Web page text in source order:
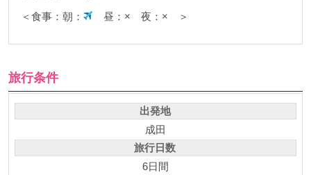
＜食事：朝：
昼：× 夜：× ＞
旅行条件
出発地
成田
旅行日数
6日間